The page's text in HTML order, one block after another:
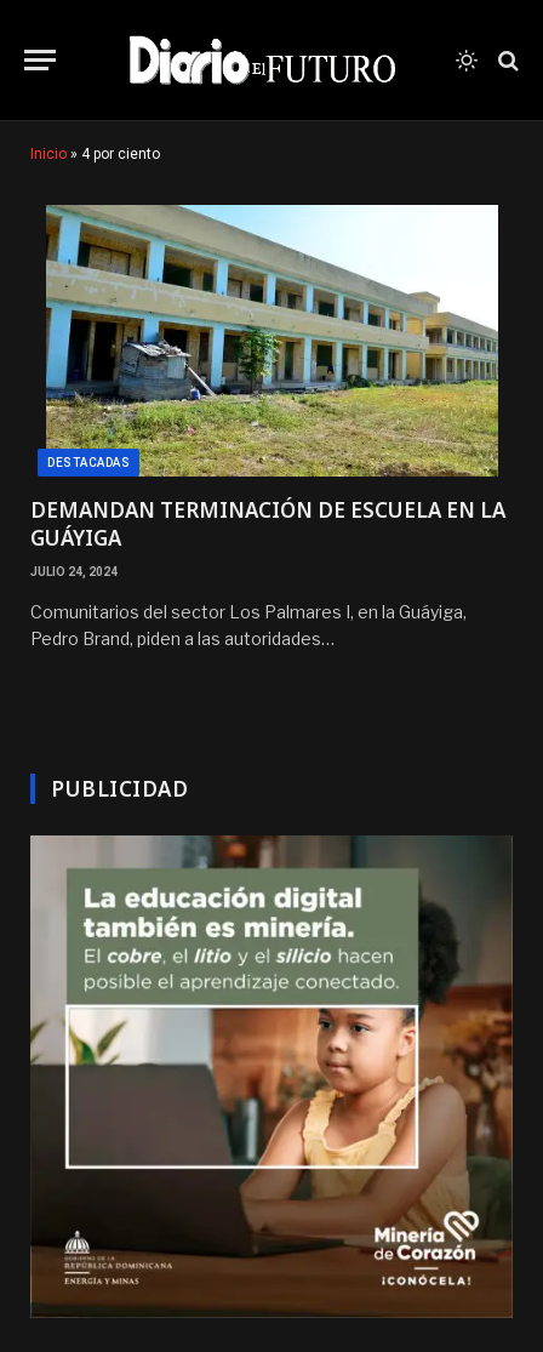
Inicio » 4 por ciento
DESTACADAS
DEMANDAN TERMINACIÓN DE ESCUELA EN LA
GUÁYIGA
JULIO 24, 2024
Comunitarios del sector Los Palmares I, en la Guáyiga,
Pedro Brand, piden a las autoridades…
PUBLICIDAD